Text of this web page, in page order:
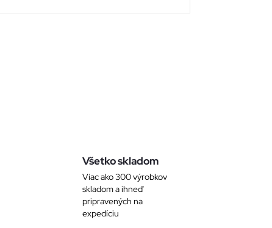
Všetko skladom
Viac ako 300 výrobkov
skladom a ihneď
pripravených na
expedíciu